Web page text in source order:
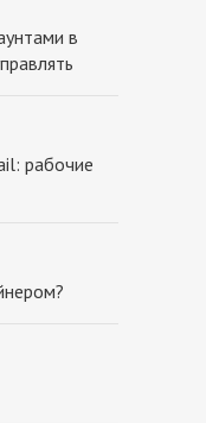
в
рабочие